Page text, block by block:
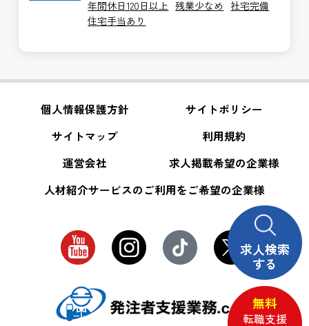
年間休日120日以上 残業少なめ
社宅完備
住宅手当あり
個人情報保護方針
サイトポリシー
サイトマップ
利用規約
運営会社
求人掲載希望の企業様
人材紹介サービスのご利用をご希望の企業様
求人検索
する
無料
転職支援